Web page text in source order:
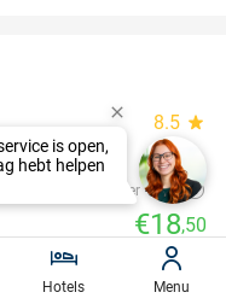
8.5 star
Regulier €29
€18,50
favorite_border
Hotels Menu